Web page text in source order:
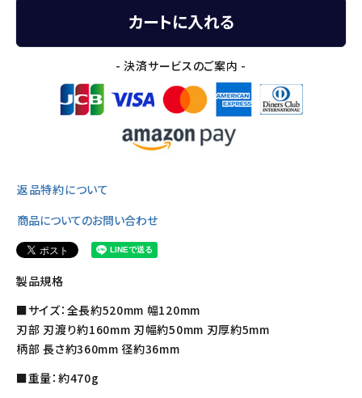
カートに入れる
- 決済サービスのご案内 -
返品特約について
商品についてのお問い合わせ
製品規格
■サイズ：全長約520mm 幅120mm
刃部 刃渡り約160mm 刃幅約50mm 刃厚約5mm
柄部 長さ約360mm 径約36mm
■重量：約470g